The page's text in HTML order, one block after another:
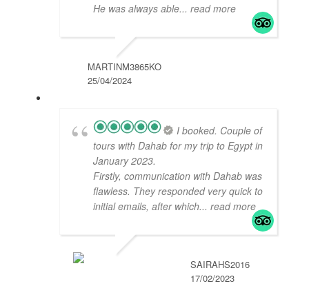
He was always able... read more
MARTINM3865KO
25/04/2024
I booked. Couple of
tours with Dahab for my trip to Egypt in
January 2023.
Firstly, communication with Dahab was
flawless. They responded very quick to
initial emails, after which... read more
SAIRAHS2016
17/02/2023